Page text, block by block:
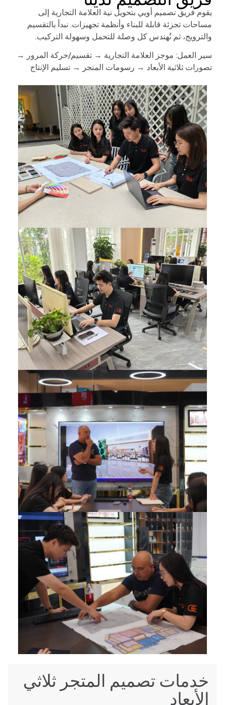
يقوم فريق تصميم أويي بتحويل نية العلامة التجارية إلى
مساحات تجزئة قابلة للبناء وأنظمة تجهيزات. نبدأ بالتقسيم
والترويج، ثم نُهندس كل وصلة للتحمل وسهولة التركيب.
سير العمل: موجز العلامة التجارية → تقسيم/حركة المرور →
تصورات ثلاثية الأبعاد → رسومات المتجر → تسليم الإنتاج
خدمات تصميم المتجر ثلاثي
الأبعاد